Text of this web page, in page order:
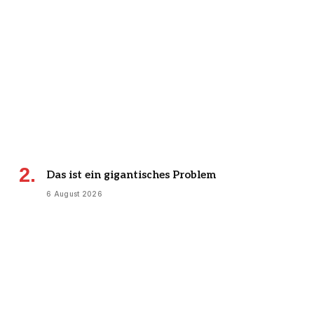
Das ist ein gigantisches Problem
6 August 2026